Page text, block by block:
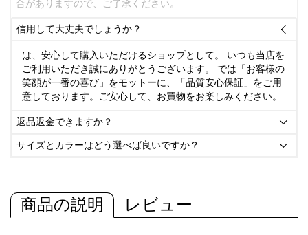
合がありますので、ご了承ください。
信用して大丈夫でしょうか？ 
は、安心して購入いただけるショップとして。 いつも当店を
ご利用いただき誠にありがとうございます。 では「お客様の
笑顔が一番の喜び」をモットーに、「品質安心保証」をご用
意しております。ご安心して、お買物をお楽しみください。
返品返金できますか？ 
サイズとカラーはどう選べば良いですか？ 
商品の説明 レビュー